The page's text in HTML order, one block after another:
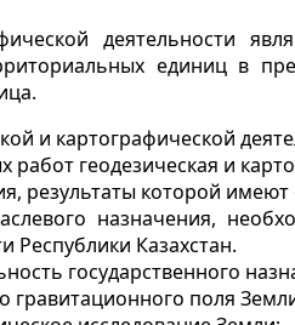
деятельности
единиц в
и картографической
геодезическая и
результаты которой
назначения,
Республики Казахстан.
государственного
гравитационного поля